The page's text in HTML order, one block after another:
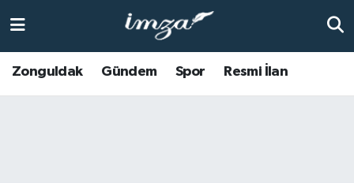
Zonguldak Gündem Spor Resmi İlan
Anasayfa
Zonguldak Hava Durumu